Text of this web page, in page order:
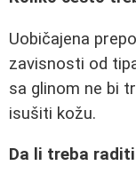
Uobičajena
zavisnosti od
sa glinom ne bi
isušiti kožu.
Da li treba